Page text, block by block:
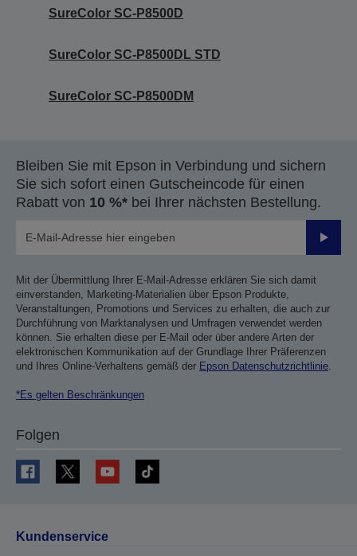
SureColor SC-P8500D
SureColor SC-P8500DL STD
SureColor SC-P8500DM
Bleiben Sie mit Epson in Verbindung und sichern
Sie sich sofort einen Gutscheincode für einen
Rabatt von 10 %* bei Ihrer nächsten Bestellung.
Mit der Übermittlung Ihrer E-Mail-Adresse erklären Sie sich damit
einverstanden, Marketing-Materialien über Epson Produkte,
Veranstaltungen, Promotions und Services zu erhalten, die auch zur
Durchführung von Marktanalysen und Umfragen verwendet werden
können. Sie erhalten diese per E-Mail oder über andere Arten der
elektronischen Kommunikation auf der Grundlage Ihrer Präferenzen
und Ihres Online-Verhaltens gemäß der Epson Datenschutzrichtlinie.
*Es gelten Beschränkungen
Folgen
Kundenservice